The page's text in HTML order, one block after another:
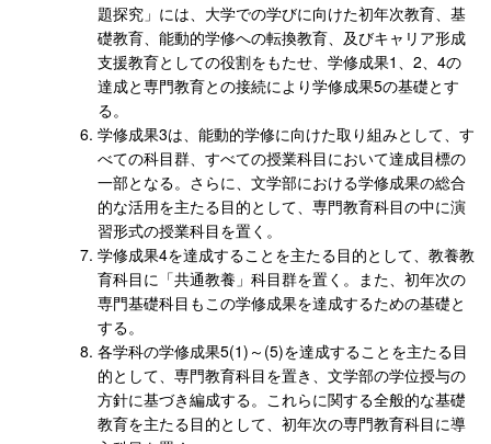
題探究」には、大学での学びに向けた初年次教育、基
礎教育、能動的学修への転換教育、及びキャリア形成
支援教育としての役割をもたせ、学修成果1、2、4の
達成と専門教育との接続により学修成果5の基礎とす
る。
学修成果3は、能動的学修に向けた取り組みとして、す
べての科目群、すべての授業科目において達成目標の
一部となる。さらに、文学部における学修成果の総合
的な活用を主たる目的として、専門教育科目の中に演
習形式の授業科目を置く。
学修成果4を達成することを主たる目的として、教養教
育科目に「共通教養」科目群を置く。また、初年次の
専門基礎科目もこの学修成果を達成するための基礎と
する。
各学科の学修成果5(1)～(5)を達成することを主たる目
的として、専門教育科目を置き、文学部の学位授与の
方針に基づき編成する。これらに関する全般的な基礎
教育を主たる目的として、初年次の専門教育科目に導